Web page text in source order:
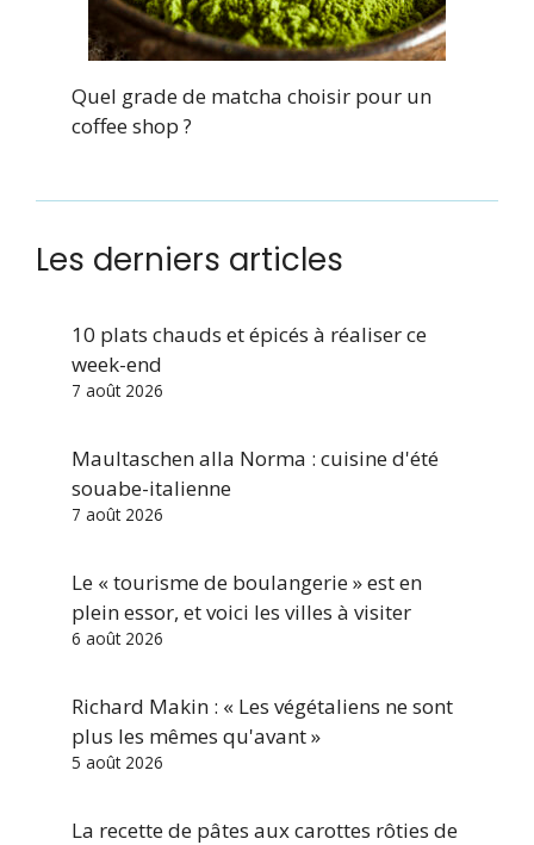
Quel grade de matcha choisir pour un
coffee shop ?
Les derniers articles
10 plats chauds et épicés à réaliser ce
week-end
7 août 2026
Maultaschen alla Norma : cuisine d'été
souabe-italienne
7 août 2026
Le « tourisme de boulangerie » est en
plein essor, et voici les villes à visiter
6 août 2026
Richard Makin : « Les végétaliens ne sont
plus les mêmes qu'avant »
5 août 2026
La recette de pâtes aux carottes rôties de